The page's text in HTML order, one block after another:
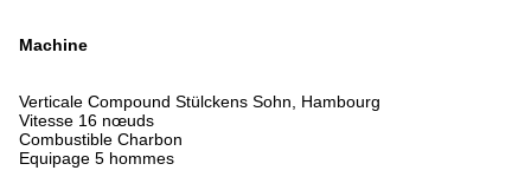
Machine
Verticale Compound Stülckens Sohn, Hambourg
Vitesse 16 nœuds
Combustible Charbon
Equipage 5 hommes